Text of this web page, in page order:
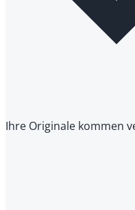
Ihre Originale kommen